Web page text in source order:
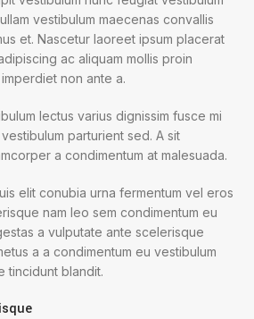
vestibulum maecenas convallis
et. Nascetur laoreet ipsum placerat
ac aliquam mollis proin
non ante a.
lectus varius dignissim fusce mi
parturient sed. A sit
a condimentum at malesuada.
elit conubia urna fermentum vel eros
nam leo sem condimentum eu
a vulputate ante scelerisque
a a condimentum eu vestibulum
tincidunt blandit.